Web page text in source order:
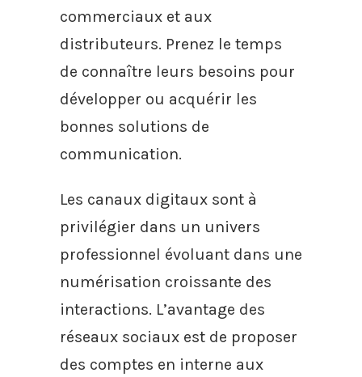
commerciaux et aux
distributeurs. Prenez le temps
de connaître leurs besoins pour
développer ou acquérir les
bonnes solutions de
communication.
Les canaux digitaux sont à
privilégier dans un univers
professionnel évoluant dans une
numérisation croissante des
interactions. L’avantage des
réseaux sociaux est de proposer
des comptes en interne aux